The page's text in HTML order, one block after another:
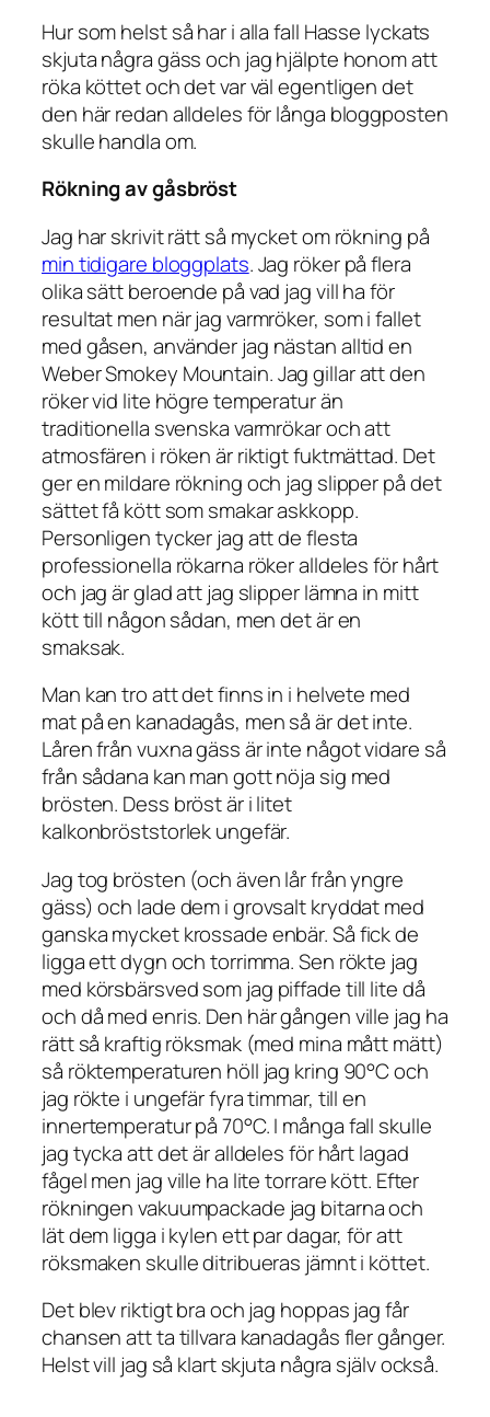
Hur som helst så har i alla fall Hasse lyckats
skjuta några gäss och jag hjälpte honom att
röka köttet och det var väl egentligen det
den här redan alldeles för långa bloggposten
skulle handla om.
Rökning av gåsbröst
Jag har skrivit rätt så mycket om rökning på
min tidigare bloggplats. Jag röker på flera
olika sätt beroende på vad jag vill ha för
resultat men när jag varmröker, som i fallet
med gåsen, använder jag nästan alltid en
Weber Smokey Mountain. Jag gillar att den
röker vid lite högre temperatur än
traditionella svenska varmrökar och att
atmosfären i röken är riktigt fuktmättad. Det
ger en mildare rökning och jag slipper på det
sättet få kött som smakar askkopp.
Personligen tycker jag att de flesta
professionella rökarna röker alldeles för hårt
och jag är glad att jag slipper lämna in mitt
kött till någon sådan, men det är en
smaksak.
Man kan tro att det finns in i helvete med
mat på en kanadagås, men så är det inte.
Låren från vuxna gäss är inte något vidare så
från sådana kan man gott nöja sig med
brösten. Dess bröst är i litet
kalkonbröststorlek ungefär.
Jag tog brösten (och även lår från yngre
gäss) och lade dem i grovsalt kryddat med
ganska mycket krossade enbär. Så fick de
ligga ett dygn och torrimma. Sen rökte jag
med körsbärsved som jag piffade till lite då
och då med enris. Den här gången ville jag ha
rätt så kraftig röksmak (med mina mått mätt)
så röktemperaturen höll jag kring 90°C och
jag rökte i ungefär fyra timmar, till en
innertemperatur på 70°C. I många fall skulle
jag tycka att det är alldeles för hårt lagad
fågel men jag ville ha lite torrare kött. Efter
rökningen vakuumpackade jag bitarna och
lät dem ligga i kylen ett par dagar, för att
röksmaken skulle ditribueras jämnt i köttet.
Det blev riktigt bra och jag hoppas jag får
chansen att ta tillvara kanadagås fler gånger.
Helst vill jag så klart skjuta några själv också.